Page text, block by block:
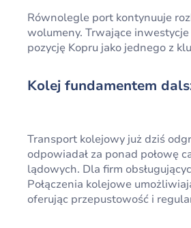
Równolegle port kontynuuje
wolumeny. Trwające
pozycję Kopru jako jednego z
Kolej fundamentem
Transport kolejowy już dziś
odpowiadał za ponad połowę
lądowych. Dla firm
Połączenia kolejowe
oferując przepustowość i